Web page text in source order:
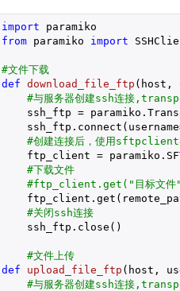
import
from paramiko import
#文件下载
def download_file_ftp (host,
#与服务器创建ssh连接
ssh_ftp =
#创建连接后，使用sftpclient
ftp_client =
#下载文件
#ftp_client.get("目标文件",
#关闭ssh连接
    ssh_ftp.close()
#文件上传
def
upload_file_ftp (host,
#与服务器创建ssh连接